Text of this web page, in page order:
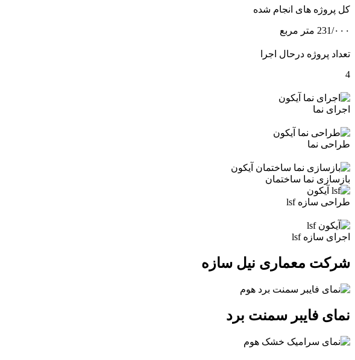
کل پروژه های انجام شده
231/۰۰۰ متر مربع
تعداد پروژه درحال اجرا
4
اجرای نما
طراحی نما
بازسازی نما ساختمان
طراحی سازه lsf
اجرای سازه lsf
شرکت معماری نیل سازه
نمای فایبر سمنت برد